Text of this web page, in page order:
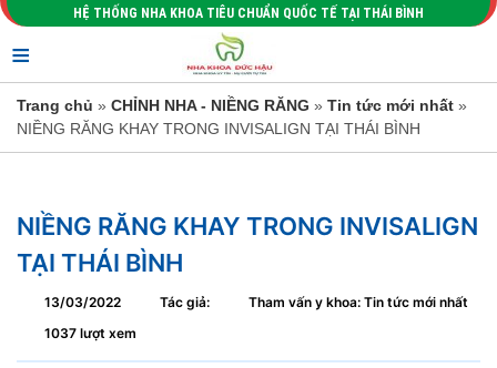
HỆ THỐNG NHA KHOA TIÊU CHUẨN QUỐC TẾ TẠI THÁI BÌNH
≡
Trang chủ » CHỈNH NHA - NIỀNG RĂNG » Tin tức mới nhất »
NIỀNG RĂNG KHAY TRONG INVISALIGN TẠI THÁI BÌNH
NIỀNG RĂNG KHAY TRONG INVISALIGN
TẠI THÁI BÌNH
13/03/2022 Tác giả:
Tham vấn y khoa: Tin tức mới nhất
1037 lượt xem